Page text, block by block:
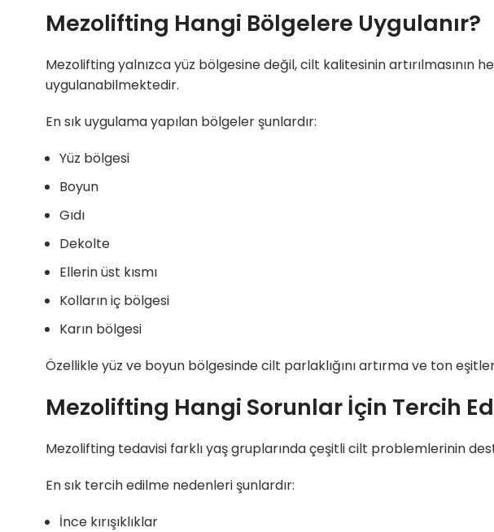
Mezolifting Hangi Bölgelere Uygulanır?
Mezolifting yalnızca yüz bölgesine değil, cilt kalitesinin artırılmasının
uygulanabilmektedir.
En sık uygulama yapılan bölgeler şunlardır:
Yüz bölgesi
Boyun
Gıdı
Dekolte
Ellerin üst kısmı
Kolların iç bölgesi
Karın bölgesi
Özellikle yüz ve boyun bölgesinde cilt parlaklığını artırma ve ton
Mezolifting Hangi Sorunlar İçin Tercih
Mezolifting tedavisi farklı yaş gruplarında çeşitli cilt problemlerinin
En sık tercih edilme nedenleri şunlardır:
İnce kırışıklıklar